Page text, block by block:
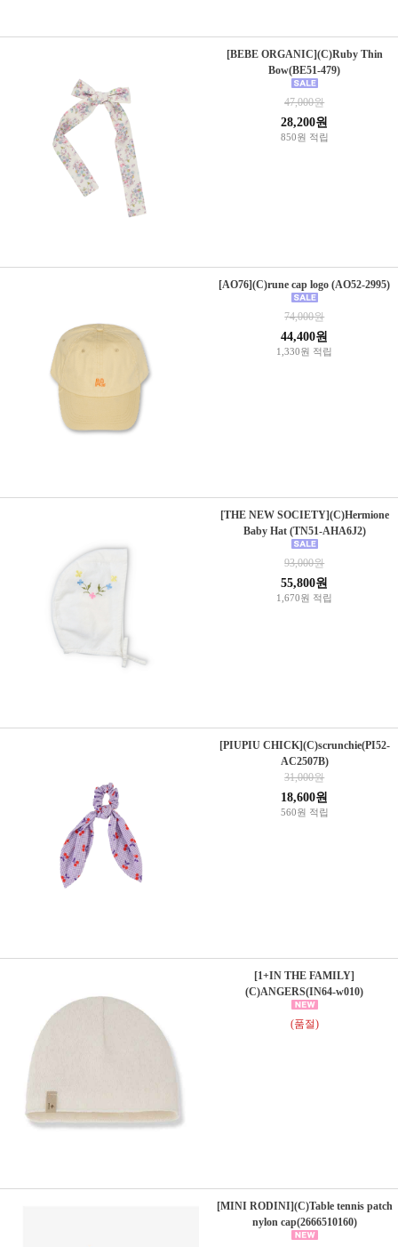
[BEBE ORGANIC](C)Ruby Thin
Bow(BE51-479)
47,000원
28,200원
850원 적립
[AO76](C)rune cap logo (AO52-2995)
74,000원
44,400원
1,330원 적립
[THE NEW SOCIETY](C)Hermione
Baby Hat (TN51-AHA6J2)
93,000원
55,800원
1,670원 적립
[PIUPIU CHICK](C)scrunchie(PI52-
AC2507B)
31,000원
18,600원
560원 적립
[1+IN THE FAMILY]
(C)ANGERS(IN64-w010)
(품절)
[MINI RODINI](C)Table tennis patch
nylon cap(2666510160)